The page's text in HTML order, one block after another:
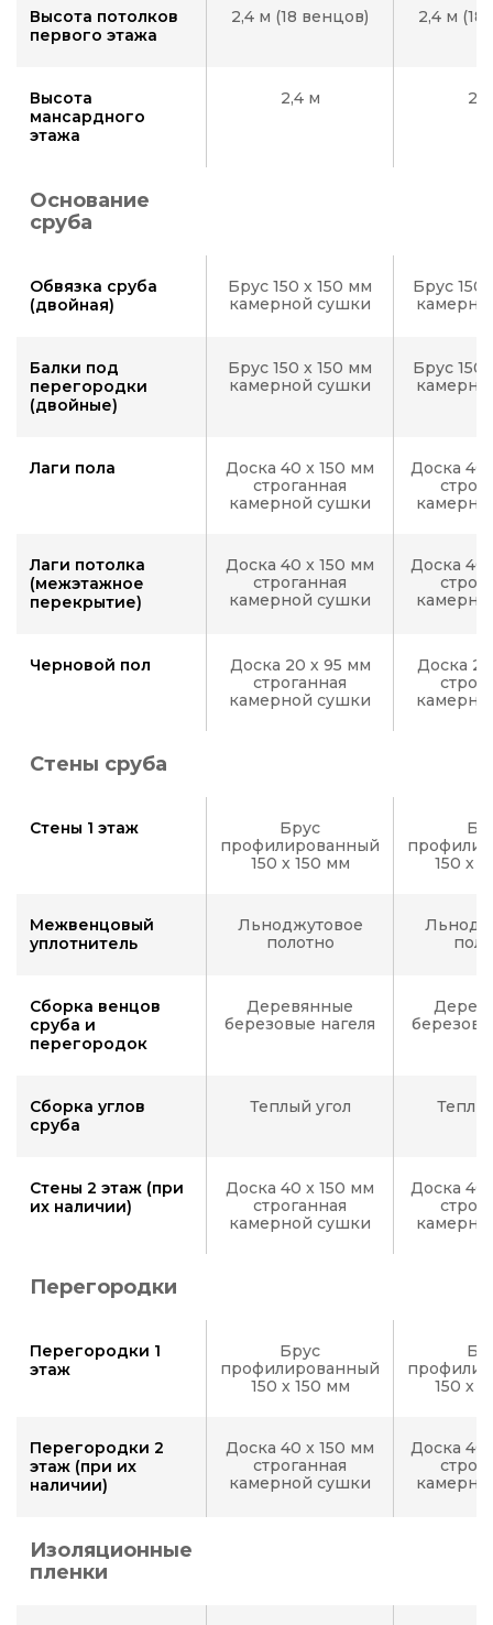
Высота потолков
первого этажа
2,4 м (18 венцов) 2,4 м (18
Высота
мансардного
этажа
2,4 м
Основание
сруба
Обвязка сруба
(двойная)
Брус 150 х 150 мм
камерной сушки
Брус 150
Балки под
перегородки
(двойные)
Брус 150 х 150 мм
камерной сушки
Брус 150
Лаги пола
Доска 40 x 150 мм
строганная
камерной сушки
Доска 40
Лаги потолка
(межэтажное
перекрытие)
Доска 40 x 150 мм
строганная
камерной сушки
Доска 40
Черновой пол
Доска 20 х 95 мм
строганная
камерной сушки
Доска
Стены сруба
Стены 1 этаж
Брус
профилированный
150 х 150 мм
150 х
Межвенцовый
уплотнитель
Льноджутовое
полотно
Сборка венцов
сруба и
перегородок
Деревянные
березовые нагеля
Сборка углов
сруба
Теплый угол
Стены 2 этаж (при
их наличии)
Доска 40 x 150 мм
строганная
камерной сушки
Доска 40
Перегородки
Перегородки 1
этаж
Брус
профилированный
150 х 150 мм
150 х
Перегородки 2
этаж (при их
наличии)
Доска 40 x 150 мм
строганная
камерной сушки
Доска 40
Изоляционные
пленки